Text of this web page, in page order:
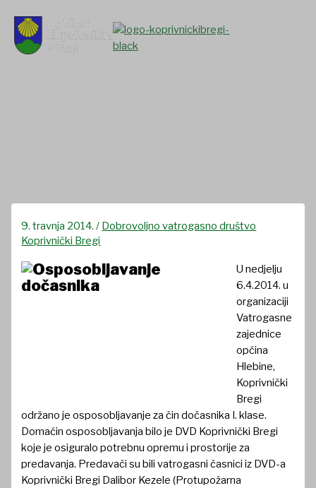
content
9. travnja 2014./ Dobrovoljno vatrogasno društvo
Koprivnički Bregi
U nedjelju
6.4.2014. u
organizaciji
Vatrogasne
zajednice
općina
Hlebine,
Koprivnički
Bregi
održano je osposobljavanje za čin dočasnika I. klase.
Domaćin osposobljavanja bilo je DVD Koprivnički Bregi
koje je osiguralo potrebnu opremu i prostorije za
predavanja. Predavači su bili vatrogasni časnici iz DVD-a
Koprivnički Bregi Dalibor Kezele (Protupožarna